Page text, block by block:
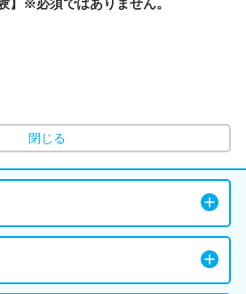
】※必須ではありません。
閉じる